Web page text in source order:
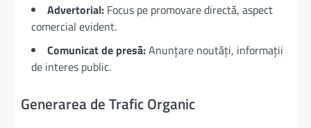
Advertorial: Focus pe promovare directă, aspect
comercial evident.
Comunicat de presă:Anunțare noutăți, informații
de interes public.
Generarea de Trafic Organic